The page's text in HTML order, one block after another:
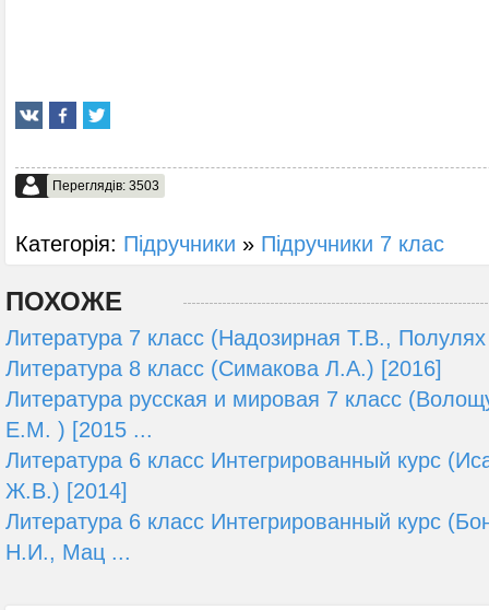
Переглядів: 3503
Категорія: Підручники » Підручники 7 клас
ПОХОЖЕ
Литература 7 класс (Надозирная Т.В.,
Литература 8 класс (Симакова Л.А.) [2016]
Литература русская и мировая 7 класс
Е.М. ) [2015 ...
Литература 6 класс Интегрированный курс
Ж.В.) [2014]
Литература 6 класс Интегрированный курс
Н.И., Мац ...